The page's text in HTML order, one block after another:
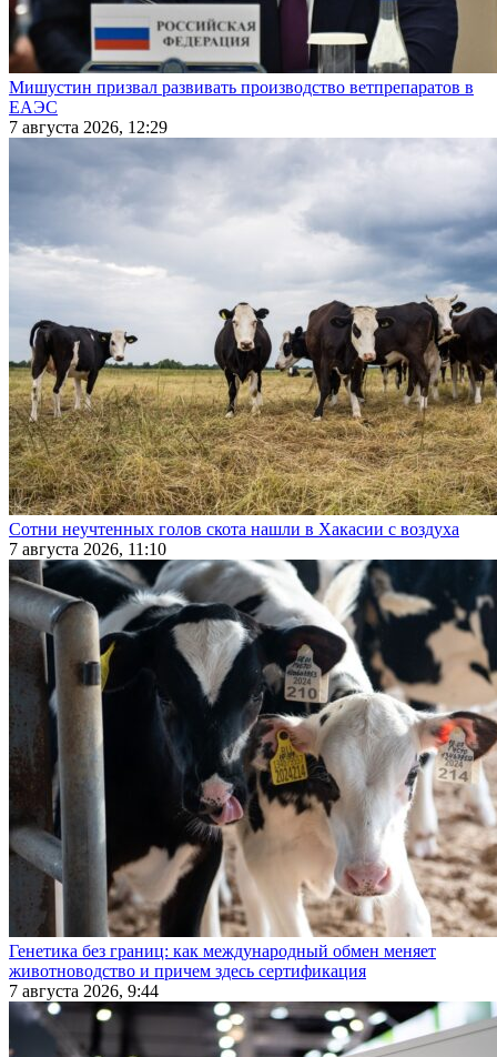
Мишустин призвал развивать производство ветпрепаратов в
ЕАЭС
7 августа 2026, 12:29
Сотни неучтенных голов скота нашли в Хакасии с воздуха
7 августа 2026, 11:10
Генетика без границ: как международный обмен меняет
животноводство и причем здесь сертификация
7 августа 2026, 9:44